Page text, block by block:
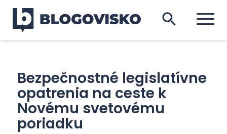
Bezpečnostné legislatívne
opatrenia na ceste k
Novému svetovému
poriadku